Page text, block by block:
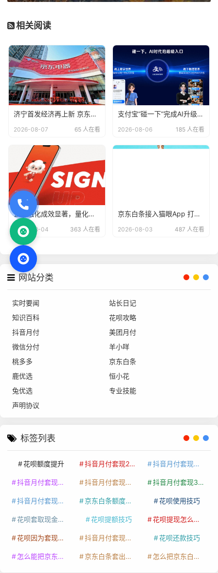
相关阅读
济宁首发经济再上新 京东电器自营大店开业
2026-08-07 65 人在看
支付宝“碰一下”完成AI升级，用户已达4亿
2026-08-06 185 人在看
去金融化成效显著，量化派羊小咩告别野蛮生长？
2026-08-04 363 人在看
京东白条接入猫眼App 打造“先观影 后付款”便捷支付方式
2026-08-03 487 人在看
网站分类
实时要闻
站长日记
知识百科
花呗攻略
抖音月付
美团月付
微信分付
羊小咩
桃多多
京东白条
鹿优选
恒小花
兔优选
专业技能
声明协议
标签列表
花呗额度提升 抖音月付套现24小时接单 抖音月付套现怎么套
抖音月付套现多少手续费 抖音月付套现商家有哪些 抖音月付套现30秒技巧
抖音月付套现最新方法 京东白条额度提升 花呗使用技巧
花呗套取现金最佳方法 花呗提额技巧 花呗提现怎么操作
花呗因为套现被限额了这种情况要多久才会好 抖音月付套现秒回100起 花呗还款技巧
怎么能把京东白条额度钱套出来 京东白条套出来手续费多少 怎么把京东白条的钱取出来